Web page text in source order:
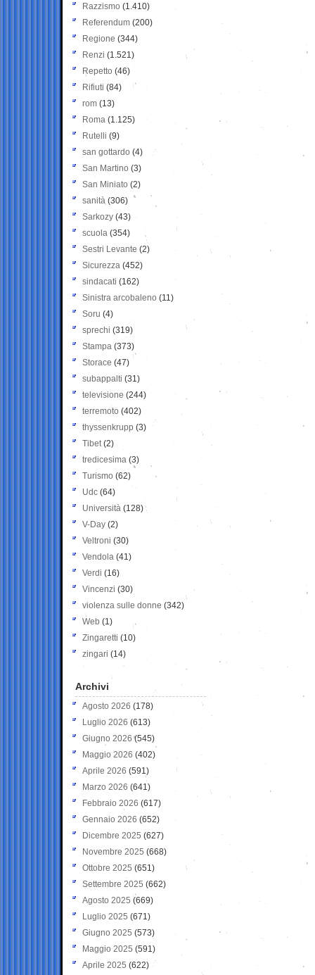
Razzismo (1.410)
Referendum (200)
Regione (344)
Renzi (1.521)
Repetto (46)
Rifiuti (84)
rom (13)
Roma (1.125)
Rutelli (9)
san gottardo (4)
San Martino (3)
San Miniato (2)
sanità (306)
Sarkozy (43)
scuola (354)
Sestri Levante (2)
Sicurezza (452)
sindacati (162)
Sinistra arcobaleno (11)
Soru (4)
sprechi (319)
Stampa (373)
Storace (47)
subappalti (31)
televisione(244)
terremoto (402)
thyssenkrupp (3)
Tibet(2)
tredicesima (3)
Turismo (62)
Udc (64)
Università (128)
V-Day (2)
Veltroni (30)
Vendola (41)
Verdi (16)
Vincenzi (30)
violenza sulle donne (342)
Web (1)
Zingaretti (10)
zingari (14)
Archivi
Agosto 2026 (178)
Luglio 2026 (613)
Giugno 2026 (545)
Maggio 2026 (402)
Aprile 2026 (591)
Marzo 2026 (641)
Febbraio 2026 (617)
Gennaio 2026 (652)
Dicembre 2025 (627)
Novembre 2025 (668)
Ottobre 2025 (651)
Settembre 2025 (662)
Agosto 2025 (669)
Luglio 2025 (671)
Giugno 2025 (573)
Maggio 2025 (591)
Aprile 2025 (622)